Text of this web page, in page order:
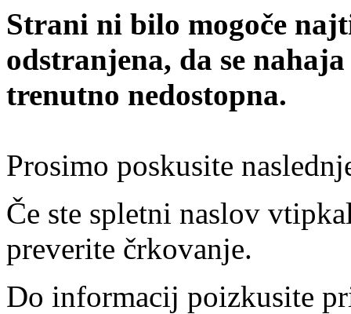
Strani ni bilo mogoče
odstranjena, da se
trenutno nedostopna.
Prosimo poskusite
Če ste spletni naslov
preverite črkovanje.
Do informacij poizkusite